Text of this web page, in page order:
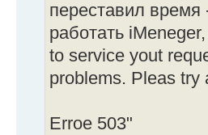
переставил время
работать
to service yout
problems. Pleas try
Erroe 503"